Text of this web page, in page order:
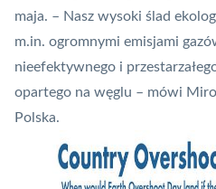
maja. – Nasz wysoki ślad
m.in. ogromnymi emisjami
nieefektywnego i
opartego na węglu – mówi
Polska.